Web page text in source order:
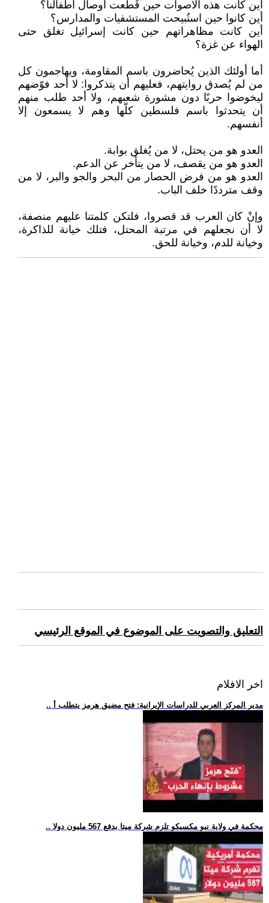
أين كانت هذه الأصوات حين قُطعت أوصال أطفالنا؟
أين كانوا حين استُبيحت المستشفيات والمدارس؟
أين كانت مظاهراتهم حين كانت إسرائيل تغلق حتى
الهواء عن غزة؟
أما أولئك الذين يُحاضرون باسم المقاومة، ويهاجمون كل
من لم يُصدق روايتهم، فعليهم أن يتذكروا: لا أحد فوّضهم
ليخوضوا حربًا دون مشورة شعبهم، ولا أحد طلب منهم
أن يتحدثوا باسم فلسطين كلّها وهم لا يسمعون إلا
أنفسهم.
العدو هو من يحتل، لا من يُغلق بوابة.
العدو هو من يقصف، لا من يتأخر عن الدعم.
العدو هو من فرض الحصار من البحر والجو والبر، لا من
وقف مترددًا خلف الباب.
وإنْ كان العرب قد قصروا، فلتكن كلمتنا عليهم منصفة،
لا أن نجعلهم في مرتبة المحتل، فتلك خيانة للذاكرة،
وخيانة للدم، وخيانة للحق.
التعليق والتصويت على الموضوع في الموقع الرئيسي
اخر الافلام
.. مدير المركز العربي للدراسات الإيرانية: فتح مضيق هرمز يتطلب أ
.. محكمة في ولاية نيو مكسيكو تلزم شركة ميتا بدفع 567 مليون دولا